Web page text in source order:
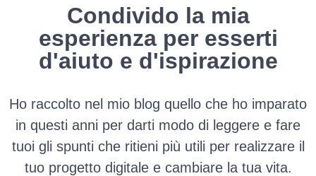
Condivido la mia
esperienza per esserti
d'aiuto e d'ispirazione
Ho raccolto nel mio blog quello che ho imparato
in questi anni per darti modo di leggere e fare
tuoi gli spunti che ritieni più utili per realizzare il
tuo progetto digitale e cambiare la tua vita.